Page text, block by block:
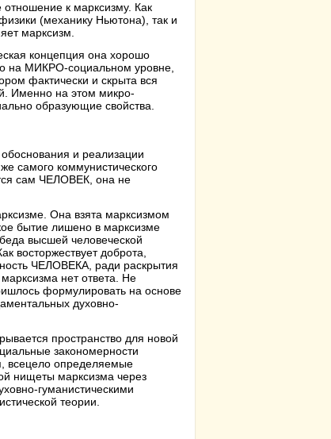
к марксизму. Как
(механику Ньютона), так и
марксизм.
концепция она хорошо
на МИКРО-социальном уровне,
фактически и скрыта вся
Именно на этом микро-
образующие свойства.
и реализации
самого коммунистического
сам ЧЕЛОВЕК, она не
Она взята марксизмом
бытие лишено в марксизме
высшей человеческой
восторжествует доброта,
ЧЕЛОВЕКА, ради раскрытия
нет ответа. Не
формулировать на основе
духовно-
пространство для новой
закономерности
всецело определяемые
марксизма через
гуманистическими
теории.